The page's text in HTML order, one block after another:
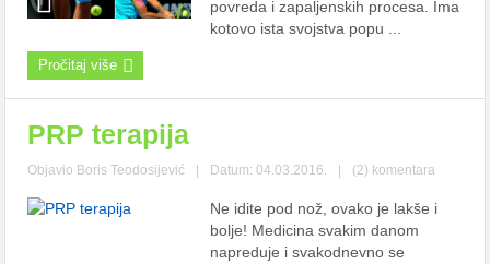
povreda i zapaljenskih procesa. Ima
kotovo ista svojstva popu ...
Pročitaj više
PRP terapija
Objavio Boris Teodosijević Datum: 04.03.2016. (2) komentara
Ne idite pod nož, ovako je lakše i
bolje! Medicina svakim danom
napreduje i svakodnevno se